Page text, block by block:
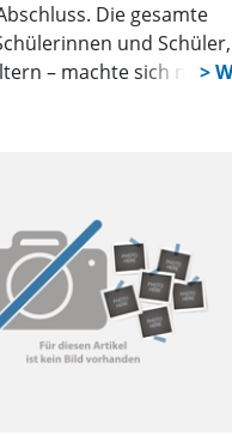
Die gesamte
und
– machte sich nach
die schließlich an